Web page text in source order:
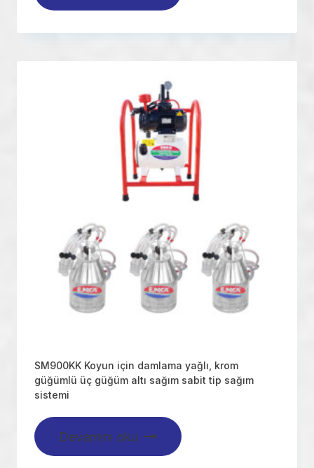
SM900KK Koyun için damlama yağlı, krom
güğümlü üç güğüm altı sağım sabit tip sağım
sistemi
Devamını oku